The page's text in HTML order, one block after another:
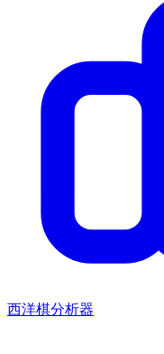
西洋棋分析器